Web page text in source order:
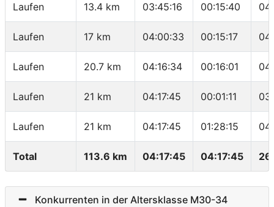
Laufen 13.4 km 03:45:16 00:15:40
Laufen 17 km 04:00:33 00:15:17
Laufen 20.7 km 04:16:34 00:16:01
Laufen 21 km 04:17:45 00:01:11
Laufen 21 km 04:17:45 01:28:15
Total 113.6 km 04:17:45 04:17:45
Konkurrenten in der Altersklasse M30-34